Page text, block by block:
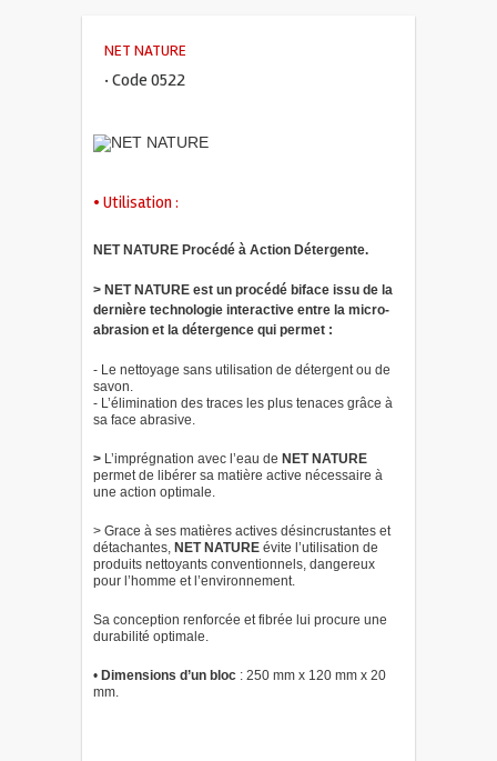
NET NATURE
· Code 0522
• Utilisation :
NET NATURE Procédé à Action Détergente.
> NET NATURE est un procédé biface issu de la
dernière technologie interactive entre la micro-
abrasion et la détergence qui permet :
- Le nettoyage sans utilisation de détergent ou de
savon.
- L’élimination des traces les plus tenaces grâce à
sa face abrasive.
> L’imprégnation avec l’eau de NET NATURE
permet de libérer sa matière active nécessaire à
une action optimale.
> Grace à ses matières actives désincrustantes et
détachantes, NET NATURE évite l’utilisation de
produits nettoyants conventionnels, dangereux
pour l’homme et l’environnement.
Sa conception renforcée et fibrée lui procure une
durabilité optimale.
• Dimensions d’un bloc : 250 mm x 120 mm x 20
mm.